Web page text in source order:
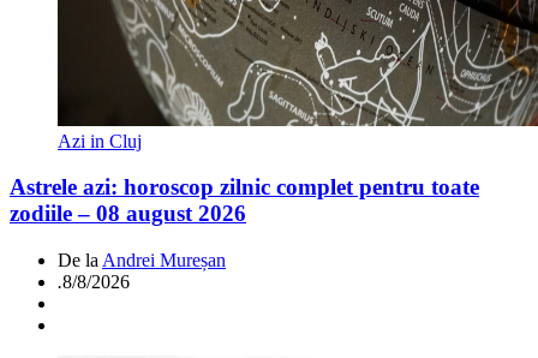
Azi in Cluj
Astrele azi: horoscop zilnic complet pentru toate
zodiile – 08 august 2026
De la Andrei Mureșan
.8/8/2026